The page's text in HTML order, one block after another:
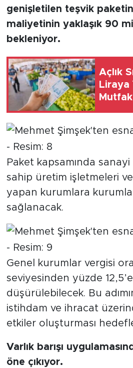
genişletilen teşvik
maliyetinin yaklaşık 90
bekleniyor.
Açlık
Liraya
Paket kapsamında
sahip üretim işletmeleri
yapan kurumlara
sağlanacak.
Genel kurumlar vergisi
seviyesinden yüzde
düşürülebilecek. Bu
istihdam ve ihracat
etkiler oluşturması
Varlık barışı
öne çıkıyor.